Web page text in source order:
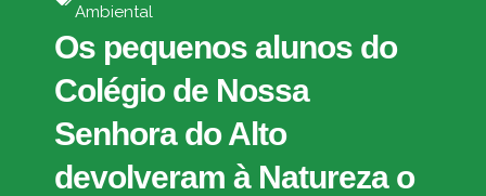
Ambiental
Os pequenos alunos do
Colégio de Nossa
Senhora do Alto
devolveram à Natureza o